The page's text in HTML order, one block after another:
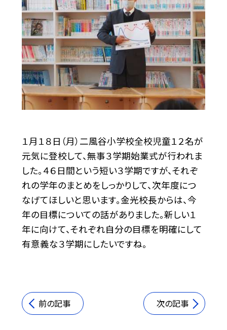
１月１８日（月）二風谷小学校全校児童１２名が
元気に登校して、無事３学期始業式が行われま
した。４６日間という短い３学期ですが、それぞ
れの学年のまとめをしっかりして、次年度につ
なげてほしいと思います。金光校長からは、今
年の目標についての話がありました。新しい１
年に向けて、それぞれ自分の目標を明確にして
有意義な３学期にしたいですね。
前の記事 次の記事